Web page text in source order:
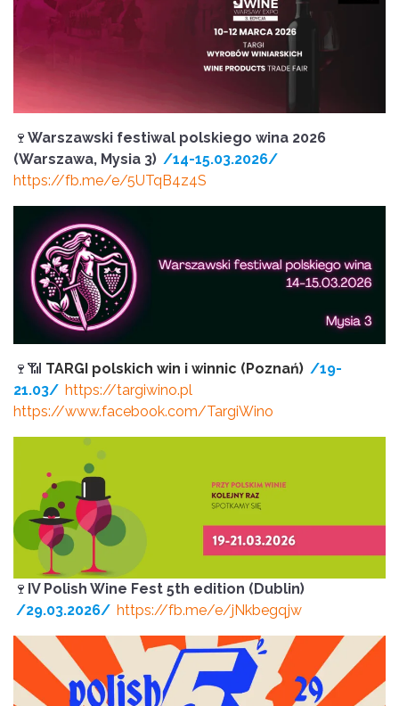
🍷 Warszawski festiwal polskiego wina 2026
(Warszawa, Mysia 3) /14-15.03.2026/
https://fb.me/e/5UTqB4z4S
🍷📶 TARGI polskich win i winnic (Poznań) /19-
21.03/ https://targiwino.pl
https://www.facebook.com/TargiWino
🍷 IV Polish Wine Fest 5th edition (Dublin)
/29.03.2026/ https://fb.me/e/jNkbegqjw